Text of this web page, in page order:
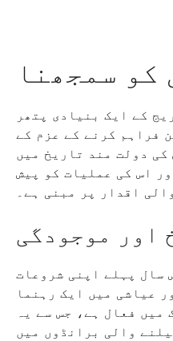
کو سمجھنا
کے ایک بنیادی پتھر
فراہم کرنے کے عزم کے
دولت مند تاریخ میں
اس کی عملیات کو پیش
اقدار پر مبنی ہے۔
اور موجودگی
سال پہلے اپنی شروعات
عیاشی میں ایک رہنما
189 ممالک میں فعال ہے، جس سے یہ
والی برانڈوں میں